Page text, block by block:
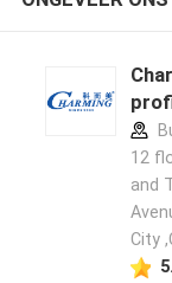
12
and
City